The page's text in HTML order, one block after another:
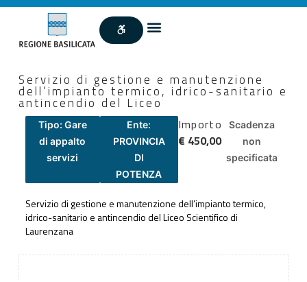
Servizio di gestione e manutenzione
dell’impianto termico, idrico-sanitario e
antincendio del Liceo
Tipo: Gare
di appalto
servizi
Ente:
PROVINCIA
DI
POTENZA
Importo
€ 450,00
Scadenza
non
specificata
Servizio di gestione e manutenzione dell’impianto termico,
idrico-sanitario e antincendio del Liceo Scientifico di
Laurenzana